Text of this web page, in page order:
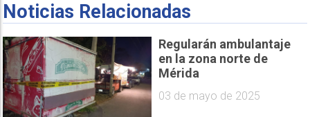
Noticias Relacionadas
Regularán ambulantaje
en la zona norte de
Mérida
03 de mayo de 2025